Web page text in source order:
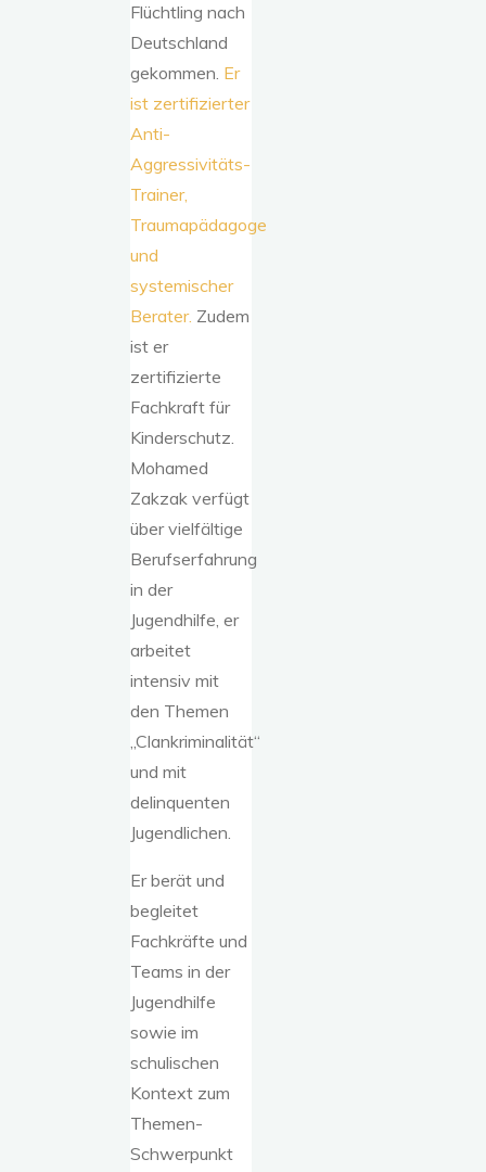
Flüchtling nach
Deutschland
gekommen. Er
ist zertifizierter
Anti-
Aggressivitäts-
Trainer,
Traumapädagoge
und
systemischer
Berater. Zudem
ist er
zertifizierte
Fachkraft für
Kinderschutz.
Mohamed
Zakzak verfügt
über vielfältige
Berufserfahrung
in der
Jugendhilfe, er
arbeitet
intensiv mit
den Themen
„Clankriminalität“
und mit
delinquenten
Jugendlichen.
Er berät und
begleitet
Fachkräfte und
Teams in der
Jugendhilfe
sowie im
schulischen
Kontext zum
Themen-
Schwerpunkt